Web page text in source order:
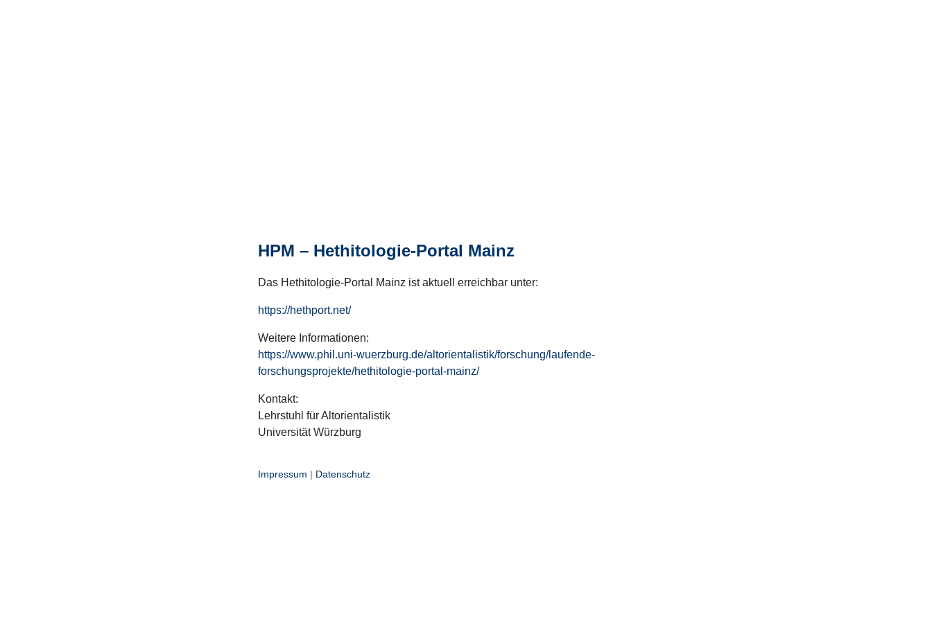
HPM – Hethitologie-Portal Mainz
Das Hethitologie-Portal Mainz ist aktuell erreichbar unter:
https://hethport.net/
Weitere Informationen:
https://www.phil.uni-wuerzburg.de/altorientalistik/forschung/laufende-
forschungsprojekte/hethitologie-portal-mainz/
Kontakt:
Lehrstuhl für Altorientalistik
Universität Würzburg
Impressum | Datenschutz